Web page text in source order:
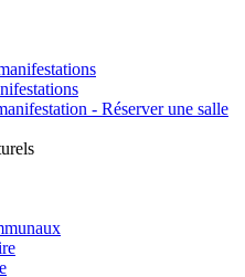
- Réserver une salle